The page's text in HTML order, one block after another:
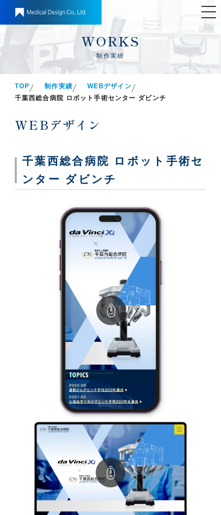
WORKS
制作実績
TOP 制作実績
WEBデザイン
千葉西総合病院 ロボット手術センター ダビンチ
WEBデザイン
千葉西総合病院 ロボット手術セ
ンター ダビンチ